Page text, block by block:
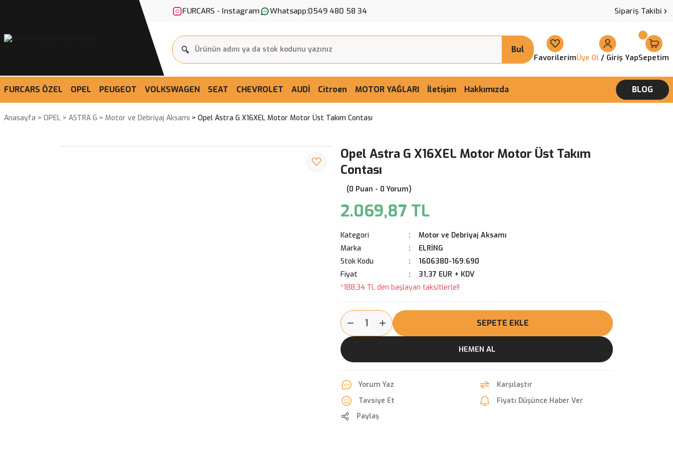
FURCARS - Instagram Whatsapp:0549 480 58 34 Sipariş Takibi
Bul
FavorilerimÜye Ol / Giriş YapSepetim
FURCARS ÖZEL OPEL PEUGEOT VOLKSWAGEN SEAT CHEVROLET AUDİ Citroen MOTOR YAĞLARI İletişim Hakkımızda BLOG
Anasayfa OPEL ASTRA G Motor ve Debriyaj Aksamı Opel Astra G X16XEL Motor Motor Üst Takım Contası
Opel Astra G X16XEL Motor Motor Üst Takım
Contası
(0 Puan - 0 Yorum)
2.069,87 TL
Kategori
Motor ve Debriyaj Aksamı
Marka
ELRİNG
Stok Kodu
1606380-169.690
Fiyat
31,37 EUR + KDV
*188,34 TL den başlayan taksitlerle!!
SEPETE EKLE
HEMEN AL
Yorum Yaz
Karşılaştır
Tavsiye Et
Fiyatı Düşünce Haber Ver
Paylaş